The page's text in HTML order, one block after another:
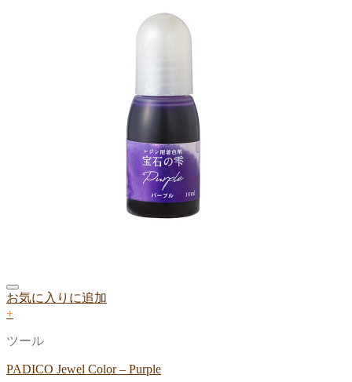
お気に入りに追加
+
ツール
PADICO Jewel Color – Purple